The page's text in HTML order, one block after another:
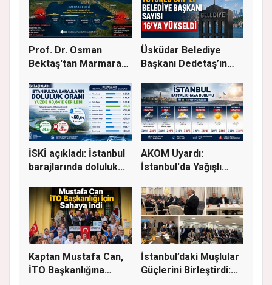
Prof. Dr. Osman
Bektaş'tan Marmara
Üsküdar Belediye
Başkanı Dedetaş’ın
İSKİ açıkladı: İstanbul
barajlarında doluluk...
AKOM Uyardı:
İstanbul'da Yağışlı
Kaptan Mustafa Can,
İTO Başkanlığına
İstanbul’daki Muşlular
Güçlerini Birleştirdi:...